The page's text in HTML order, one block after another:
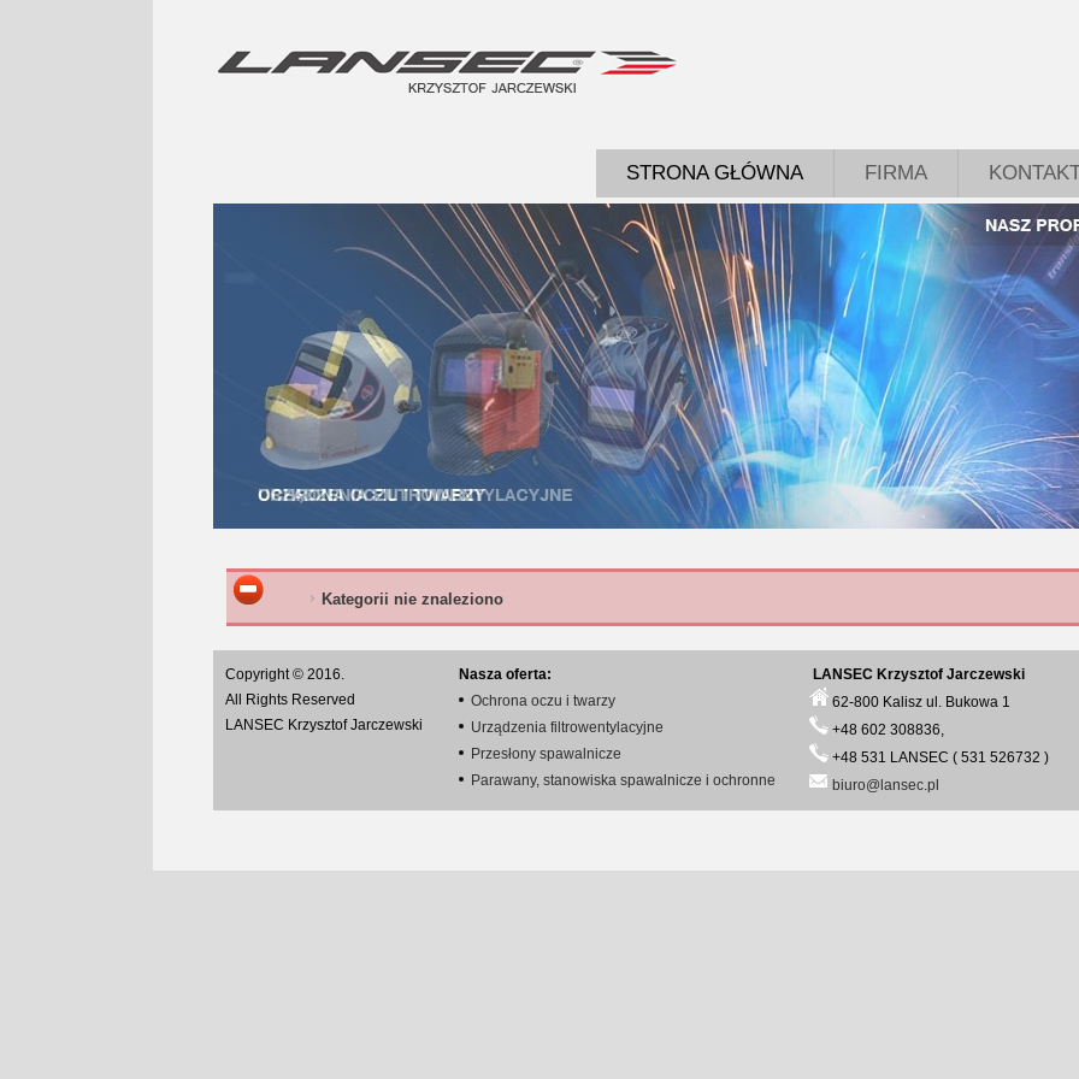
STRONA GŁÓWNA FIRMA
Kategorii nie znaleziono
Copyright © 2016.
All Rights Reserved
LANSEC Krzysztof Jarczewski
Nasza oferta:
Ochrona oczu i twarzy
Urządzenia filtrowentylacyjne
Przesłony spawalnicze
Parawany, stanowiska spawalnicze i ochronne
LANSEC Krzysztof Jarczewski
62-800 Kalisz ul. Bukowa 1
+48 602 308836,
+48 531 LANSEC ( 531 526732 )
biuro@lansec.pl